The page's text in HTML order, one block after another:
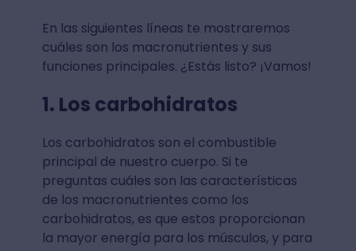
⁣En las siguientes líneas te mostraremos
cuáles son los macronutrientes y sus
funciones principales. ¿Estás listo? ¡Vamos!
1. Los carbohidratos
Los carbohidratos son el combustible
principal de nuestro cuerpo. Si te
preguntas cuáles son las características
de los macronutrientes como los
carbohidratos, es que estos proporcionan
la mayor energía para los músculos, y para